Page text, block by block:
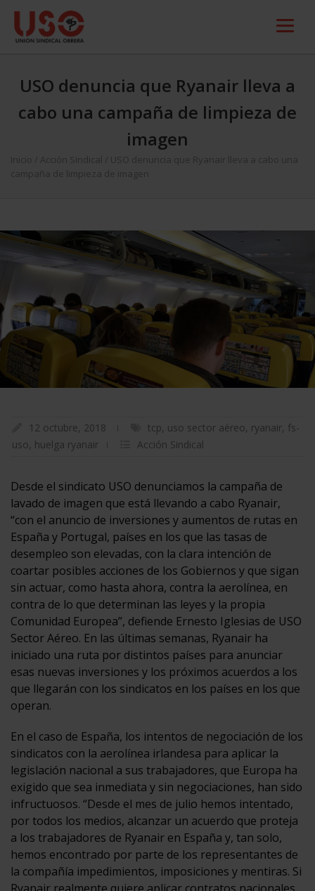
USO denuncia que Ryanair lleva a
cabo una campaña de limpieza de
imagen
Inicio Acción Sindical
USO denuncia que Ryanair lleva a cabo una
campaña de limpieza de imagen
12 octubre, 2018 tcp, uso sector aéreo, ryanair, fs-
uso, huelga ryanair Acción Sindical
Desde el sindicato USO denunciamos la campaña de
lavado de imagen que está llevando a cabo Ryanair,
“con el anuncio de inversiones y aumentos de rutas en
España y Portugal, países en los que las tasas de
desempleo son elevadas, con la clara intención de
coartar posibles acciones de los Gobiernos y que sigan
sin actuar, como hasta ahora, contra la aerolínea, en
contra de lo que determinan las leyes y la propia
Comunidad Europea”, defiende Ernesto Iglesias de USO
Sector Aéreo. En las últimas semanas, Ryanair ha
iniciado una ruta por distintos países para anunciar
esas nuevas inversiones y los próximos acuerdos a los
que llegarán con los sindicatos en los países en los que
operan.
En el caso de España, los intentos de negociación de los
sindicatos con la aerolínea irlandesa para aplicar la
legislación nacional a sus trabajadores, que Europa ha
exigido que sea inmediata y sin negociaciones, han sido
infructuosos. “Desde el mes de julio hemos intentado,
por todos los medios, alcanzar un acuerdo que proteja
a los trabajadores de Ryanair en España y, tan solo,
hemos encontrado por parte de los representantes de
la compañía impedimientos, imposiciones y mentiras. Si